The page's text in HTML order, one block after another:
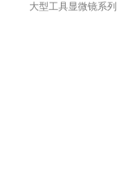
大型工具显微镜系列